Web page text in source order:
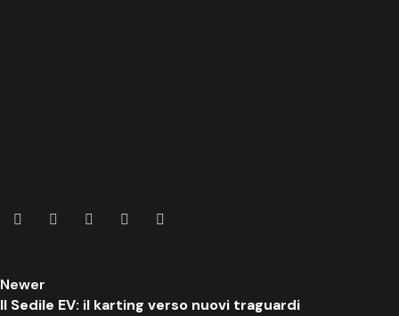
Newer
Il Sedile EV: il karting verso nuovi traguardi